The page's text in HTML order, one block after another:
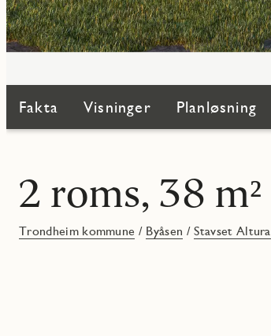
Fakta Visninger Planløsning
2 roms, 38 m²
Trondheim kommune / Byåsen /Stavset Altura